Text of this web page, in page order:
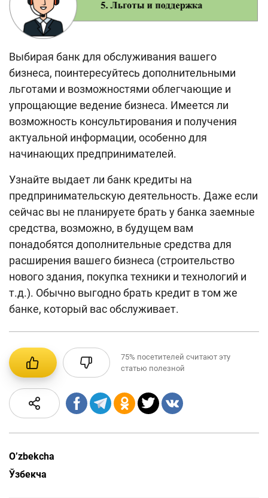
Выбирая банк для обслуживания вашего
бизнеса, поинтересуйтесь дополнительными
льготами и возможностями облегчающие и
упрощающие ведение бизнеса. Имеется ли
возможность консультирования и получения
актуальной информации, особенно для
начинающих предпринимателей.
Узнайте выдает ли банк кредиты на
предпринимательскую деятельность. Даже если
сейчас вы не планируете брать у банка заемные
средства, возможно, в будущем вам
понадобятся дополнительные средства для
расширения вашего бизнеса (строительство
нового здания, покупка техники и технологий и
т.д.). Обычно выгодно брать кредит в том же
банке, который вас обслуживает.
75% посетителей считают эту
статью полезной
O’zbekcha
Ўзбекча